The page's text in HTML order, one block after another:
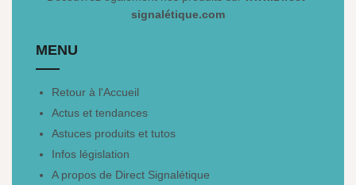
signalétique.com
MENU
Retour à l'Accueil
Actus et tendances
Astuces produits et tutos
Infos législation
A propos de Direct Signalétique